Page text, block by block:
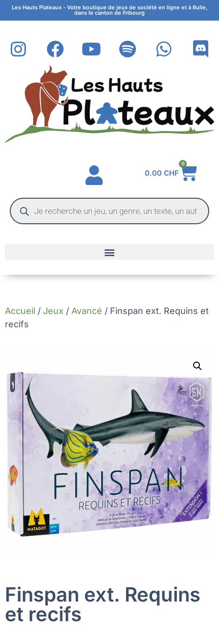
Les Hauts Plateaux - Votre boutique de jeux de société en ligne et à Bulle,
dans le canton de Fribourg
0.00 CHF
0
Accueil / Jeux / Avancé / Finspan ext. Requins et
recifs
Finspan ext. Requins
et recifs